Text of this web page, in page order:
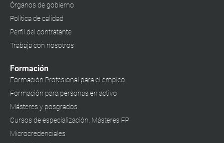
Órganos de gobierno
Política de calidad
Perfil del contratante
Trabaja con nosotros
Formación
Formación Profesional para el empleo
Formación para personas en activo
Másteres y posgrados
Cursos de especialización. Másteres FP
Microcredenciales